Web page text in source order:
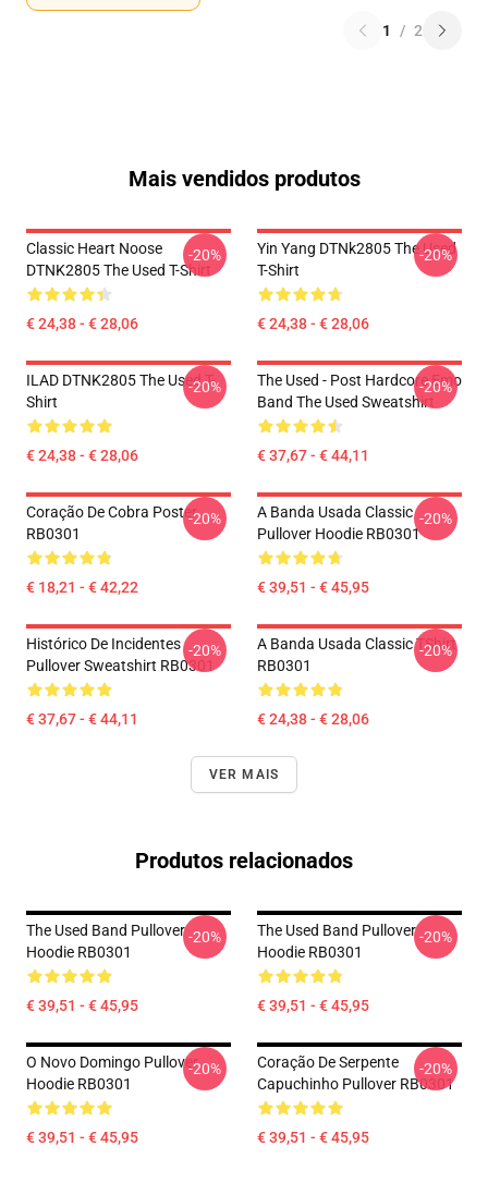
1 / 2
Mais vendidos produtos
Classic Heart Noose
DTNK2805 The Used T-Shirt
€ 24,38 - € 28,06
-20%
Yin Yang DTNk2805 The Used
T-Shirt
€ 24,38 - € 28,06
-20%
ILAD DTNK2805 The Used T-
Shirt
€ 24,38 - € 28,06
-20%
The Used - Post Hardcore Emo
Band The Used Sweatshirt
€ 37,67 - € 44,11
-20%
Coração De Cobra Poster
RB0301
€ 18,21 - € 42,22
-20%
A Banda Usada Classic
Pullover Hoodie RB0301
€ 39,51 - € 45,95
-20%
Histórico De Incidentes
Pullover Sweatshirt RB0301
€ 37,67 - € 44,11
-20%
A Banda Usada Classic TShirt
RB0301
€ 24,38 - € 28,06
-20%
VER MAIS
Produtos relacionados
The Used Band Pullover
Hoodie RB0301
€ 39,51 - € 45,95
-20%
The Used Band Pullover
Hoodie RB0301
€ 39,51 - € 45,95
-20%
O Novo Domingo Pullover
Hoodie RB0301
€ 39,51 - € 45,95
-20%
Coração De Serpente
Capuchinho Pullover RB0301
€ 39,51 - € 45,95
-20%